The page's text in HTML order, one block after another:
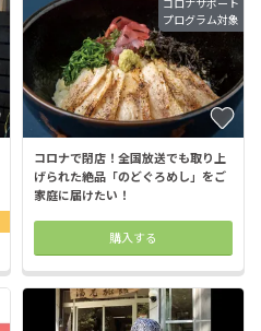
プログラム対象
コロナで閉店！全国放送でも取り上
げられた絶品「のどぐろめし」をご
家庭に届けたい！
購入する